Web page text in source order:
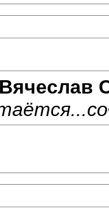
Вячеслав